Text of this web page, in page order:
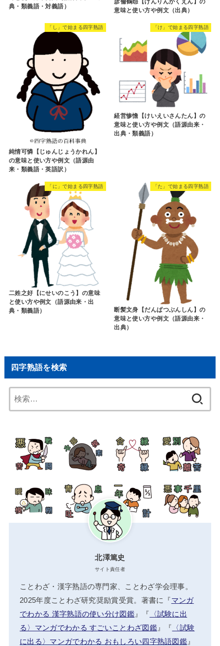
典・類義語・対義語）
彦倫鶴怨【げんりんかくえん】の
意味と使い方や例文（出典）
「し」で始まる四字熟語
純情可憐【じゅんじょうかれん】
の意味と使い方や例文（語源由
来・類義語・英語訳）
「け」で始まる四字熟語
経営惨憺【けいえいさんたん】の
意味と使い方や例文（語源由来・
出典・類義語）
「に」で始まる四字熟語
二姓之好【にせいのこう】の意味
と使い方や例文（語源由来・出
典・類義語）
「た」で始まる四字熟語
断髪文身【だんぱつぶんしん】の
意味と使い方や例文（語源由来・
出典）
四字熟語を検索
索:
北澤篤史
サイト責任者
ことわざ・漢字熟語の専門家、ことわざ学会理事。
2025年度ことわざ研究奨励賞受賞。著書に『マンガ
でわかる 漢字熟語の使い分け図鑑』『 〈試験に出
る〉マンガでわかる すごいことわざ図鑑』『 〈試験
に出る〉マンガでわかる おもしろい四字熟語図鑑 』